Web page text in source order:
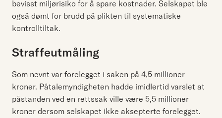
bevisst miljørisiko for å spare kostnader. Selskapet ble
også dømt for brudd på plikten til systematiske
kontrolltiltak.
Straffeutmåling
Som nevnt var forelegget i saken på 4,5 millioner
kroner. Påtalemyndigheten hadde imidlertid varslet at
påstanden ved en rettssak ville være 5,5 millioner
kroner dersom selskapet ikke aksepterte forelegget.